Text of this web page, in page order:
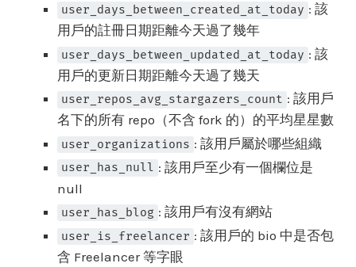
user_days_between_created_at_today : 該
用戶的註冊日期距離今天過了幾年
user_days_between_updated_at_today : 該
用戶的更新日期距離今天過了幾天
user_repos_avg_stargazers_count : 該用戶
名下的所有 repo（不含 fork 的）的平均星星數
user_organizations : 該用戶屬於哪些組織
user_has_null : 該用戶至少有一個欄位是
null
user_has_blog : 該用戶有沒有網站
user_is_freelancer : 該用戶的 bio 中是否包
含 Freelancer 等字眼